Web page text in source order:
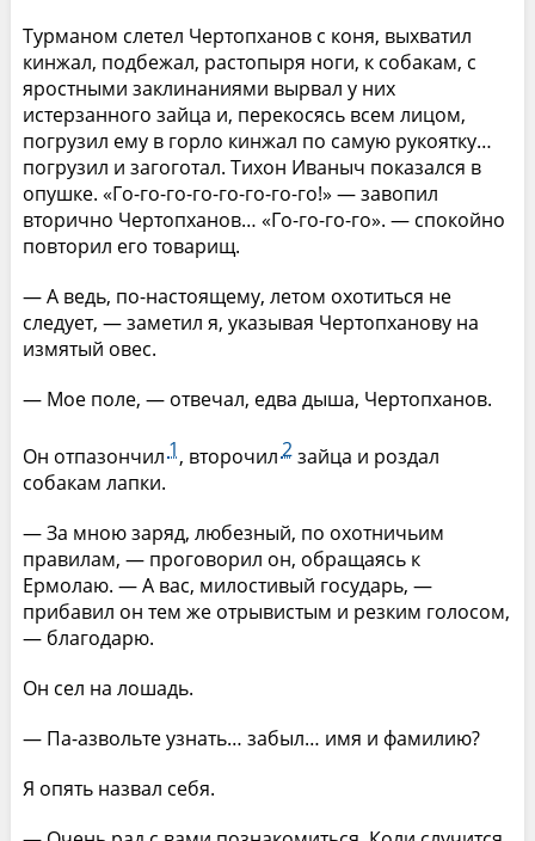
Турманом слетел Чертопханов с коня, выхватил
кинжал, подбежал, растопыря ноги, к собакам, с
яростными заклинаниями вырвал у них
истерзанного зайца и, перекосясь всем лицом,
погрузил ему в горло кинжал по самую рукоятку…
погрузил и загоготал. Тихон Иваныч показался в
опушке. «Го-го-го-го-го-го-го-го!» — завопил
вторично Чертопханов… «Го-го-го-го». — спокойно
повторил его товарищ.
— А ведь, по-настоящему, летом охотиться не
следует, — заметил я, указывая Чертопханову на
измятый овес.
— Мое поле, — отвечал, едва дыша, Чертопханов.
Он отпазончил 1, второчил2зайца и роздал
собакам лапки.
— За мною заряд, любезный, по охотничьим
правилам, — проговорил он, обращаясь к
Ермолаю. — А вас, милостивый государь, —
прибавил он тем же отрывистым и резким голосом,
— благодарю.
Он сел на лошадь.
— Па-азвольте узнать… забыл… имя и фамилию?
Я опять назвал себя.